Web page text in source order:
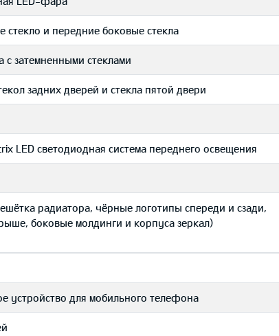
стекло и передние боковые стекла
затемненными стеклами
задних дверей и стекла пятой двери
LED светодиодная система переднего освещения
радиатора, чёрные логотипы спереди и сзади,
боковые молдинги и корпуса зеркал)
устройство для мобильного телефона